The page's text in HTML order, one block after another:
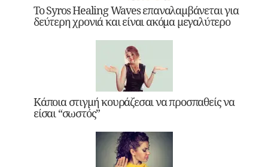
Το Syros Healing Waves επαναλαμβάνεται για
δεύτερη χρονιά και είναι ακόμα μεγαλύτερο
Κάποια στιγμή κουράζεσαι να προσπαθείς να
είσαι “σωστός”